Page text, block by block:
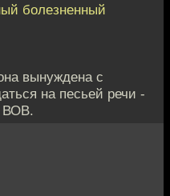
болезненный
вынуждена с
на песьей речи -
ВОВ.